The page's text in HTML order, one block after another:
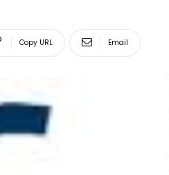
Copy URL Email